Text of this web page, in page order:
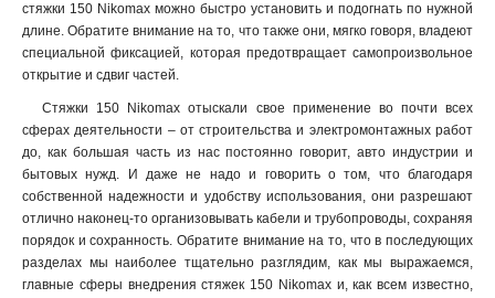
стяжки 150 Nikomax можно быстро установить и подогнать по нужной
длине. Обратите внимание на то, что также они, мягко говоря, владеют
специальной фиксацией, которая предотвращает самопроизвольное
открытие и сдвиг частей.
Стяжки 150 Nikomax отыскали свое применение во почти всех
сферах деятельности – от строительства и электромонтажных работ
до, как большая часть из нас постоянно говорит, авто индустрии и
бытовых нужд. И даже не надо и говорить о том, что благодаря
собственной надежности и удобству использования, они разрешают
отлично наконец-то организовывать кабели и трубопроводы, сохраняя
порядок и сохранность. Обратите внимание на то, что в последующих
разделах мы наиболее тщательно разглядим, как мы выражаемся,
главные сферы внедрения стяжек 150 Nikomax и, как всем известно,